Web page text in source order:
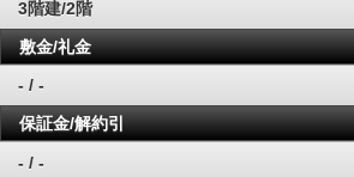
3階建/2階
敷金/礼金
- / -
保証金/解約引
- / -